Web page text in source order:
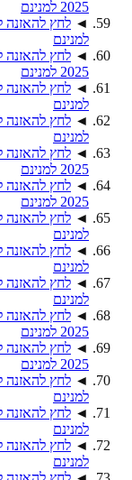
2025 למנינם
◄
למנינם
◄
2025 למנינם
◄
למנינם
◄
למנינם
◄
2025 למנינם
◄
2025 למנינם
◄
למנינם
◄
למנינם
◄
למנינם
◄
2025 למנינם
◄
2025 למנינם
◄
למנינם
◄
למנינם
◄
למנינם